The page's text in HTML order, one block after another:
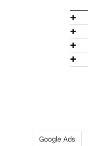
Google Ads